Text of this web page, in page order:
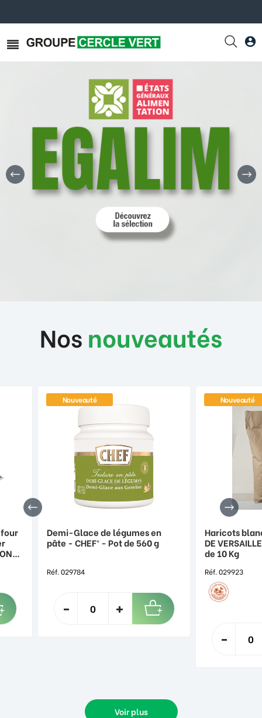
Nos nouveautés
Nouveauté
Demi-Glace de légumes en
pâte - CHEF® - Pot de 560 g
Réf. 029784
Nouveauté
Haricots
DE
de 10 Kg
Réf. 029923
Voir plus